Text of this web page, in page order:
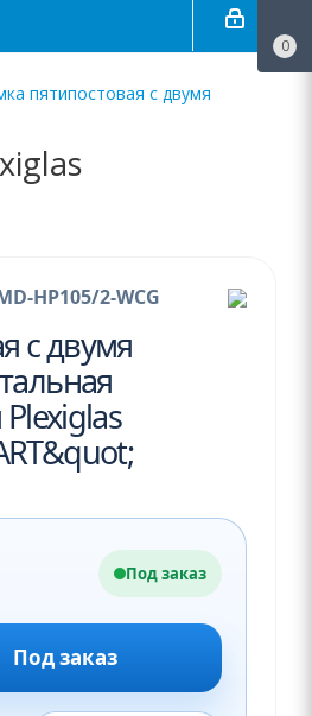
пятипостовая с двумя
HP105/2-WCG
с двумя
Под заказ
Под заказ
0